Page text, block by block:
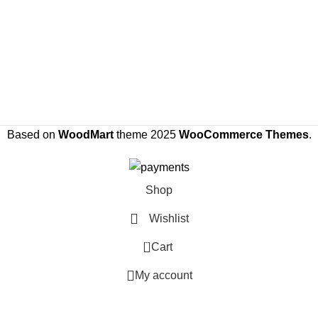
Based on WoodMarttheme2025 WooCommerce Themes.
Shop
Wishlist
0 Cart
My account